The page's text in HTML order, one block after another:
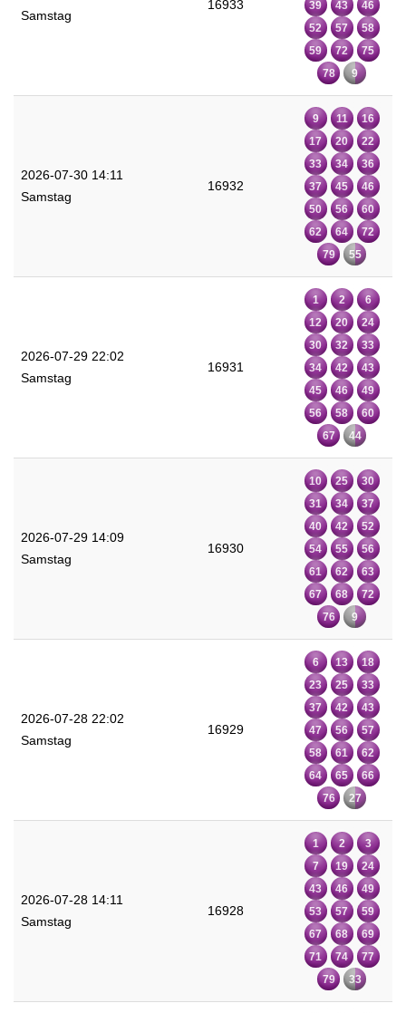
Samstag
16933
39
43
46
52
57
58
59
72
75
78
9
2026-07-30 14:11
Samstag
16932
9 11
16
17
20
22
33
34
36
37
45
46
50
56
60
62
64
72
79
55
2026-07-29 22:02
Samstag
16931
1 2
6
12
20
24
30
32
33
34
42
43
45
46
49
56
58
60
67
44
2026-07-29 14:09
Samstag
16930
10 25
30
31
34
37
40
42
52
54
55
56
61
62
63
67
68
72
76
9
2026-07-28 22:02
Samstag
16929
6 13
18
23
25
33
37
42
43
47
56
57
58
61
62
64
65
66
76
27
2026-07-28 14:11
Samstag
16928
1 2
3
7
19
24
43
46
49
53
57
59
67
68
69
71
74
77
79
33